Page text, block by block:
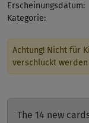
Erscheinungsdatum:
Kategorie:
Achtung! Nicht für
verschluckt
The 14 new